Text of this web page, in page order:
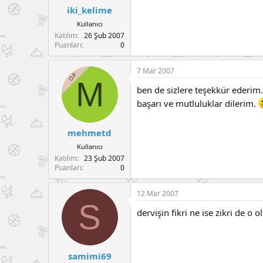
iki_kelime
Kullanıcı
Katılım
26 Şub 2007
Puanları
0
OPM
mehmetd
Kullanıcı
Katılım
23 Şub 2007
Puanları
0
7 Mar 2007
ben de sizlere teşekkür ederim.
başarı ve mutluluklar dilerim.
S
samimi69
12 Mar 2007
dervişin fikri ne ise zikri de o